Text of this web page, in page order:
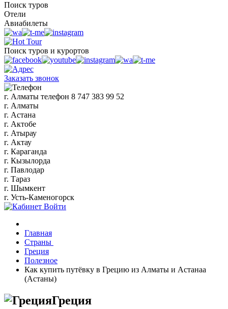
Поиск туров
Отели
Авиабилеты
Поиск туров и курортов
Заказать звонок
г. Алматы телефон 8 747 383 99 52
г. Алматы
г. Астана
г. Актобе
г. Атырау
г. Актау
г. Караганда
г. Кызылорда
г. Павлодар
г. Тараз
г. Шымкент
г. Усть-Каменогорск
Войти
Главная
Страны
Греция
Полезное
Как купить путёвку в Грецию из Алматы и Астанаа
(Астаны)
Греция